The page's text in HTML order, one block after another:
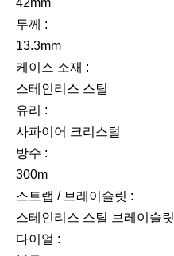
42mm
두께 :
13.3mm
케이스 소재 :
스테인리스 스틸
유리 :
사파이어 크리스털
방수 :
300m
스트랩 / 브레이슬릿 :
스테인리스 스틸 브레이슬릿
다이얼 :